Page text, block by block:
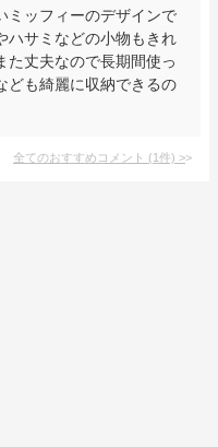
ミッフィーのデザインで
ハサミなどの小物もきれ
た丈夫なので長期間使っ
ども綺麗に収納できるの
全てのおすすめコメント (1件) >